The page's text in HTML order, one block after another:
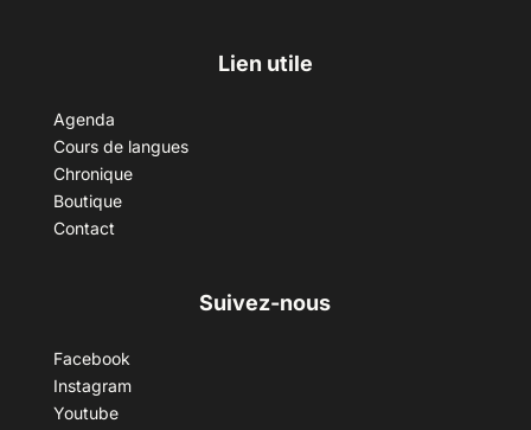
Lien utile
Agenda
Cours de langues
Chronique
Boutique
Contact
Suivez-nous
Facebook
Instagram
Youtube